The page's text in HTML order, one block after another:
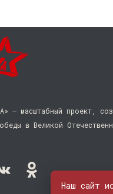
— масштабный проект,
в Великой
Наш сайт